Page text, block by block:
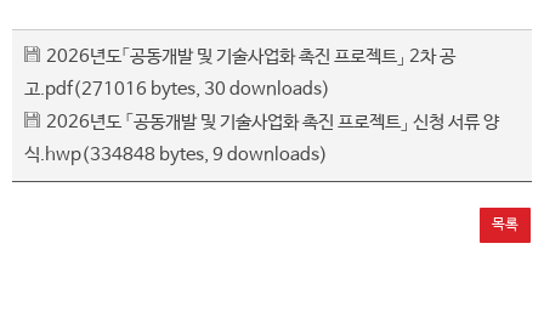
2026년도「공동개발 및 기술사업화 촉진 프로젝트」 2차 공
고.pdf(271016 bytes, 30 downloads)
2026년도 「공동개발 및 기술사업화 촉진 프로젝트」 신청 서류 양
식.hwp(334848 bytes, 9 downloads)
목록